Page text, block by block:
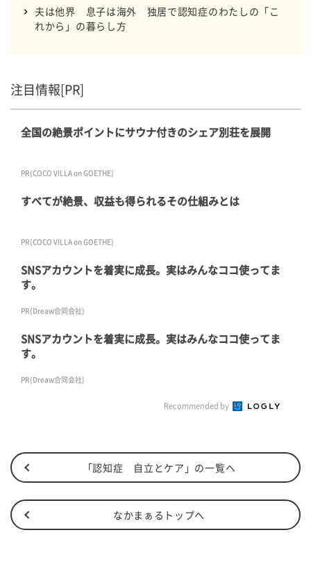
夫は他界 息子は海外 独居で認知症のわたしの「こ
れから」の暮らし方
注目情報[PR]
全国の絶景ポイントにサウナ付きのシェア別荘を展開
PR(COCO VILLA on GOETHE)
すべてが絶景、収益も得られるその仕組みとは
PR(COCO VILLA on GOETHE)
SNSアカウントを着実に成長。実はみんなココ使ってま
す。
PR(Dreaw合同会社)
SNSアカウントを着実に成長。実はみんなココ使ってま
す。
PR(Dreaw合同会社)
Recommended by
「認知症 自立とケア」の一覧へ
なかまぁるトップへ